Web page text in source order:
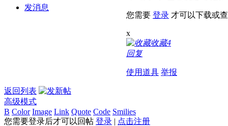
发消息
您需要 登录 才可以下载或
x
收藏4
回复
使用道具 举报
返回列表
高级模式
B Color Image Link Quote Code Smilies
您需要登录后才可以回帖 登录 | 点击注册